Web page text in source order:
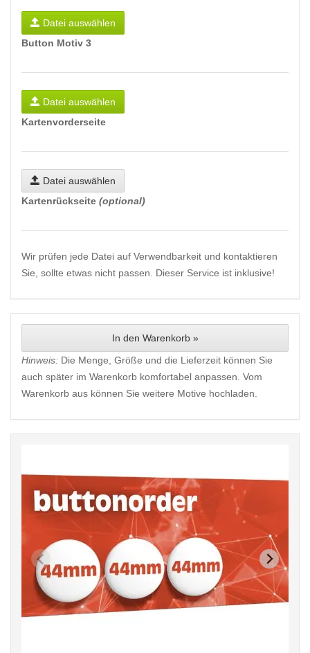
Datei auswählen
Button Motiv 3
Datei auswählen
Kartenvorderseite
Datei auswählen
Kartenrückseite (optional)
Wir prüfen jede Datei auf Verwendbarkeit und kontaktieren
Sie, sollte etwas nicht passen. Dieser Service ist inklusive!
In den Warenkorb »
Hinweis: Die Menge, Größe und die Lieferzeit können Sie
auch später im Warenkorb komfortabel anpassen. Vom
Warenkorb aus können Sie weitere Motive hochladen.